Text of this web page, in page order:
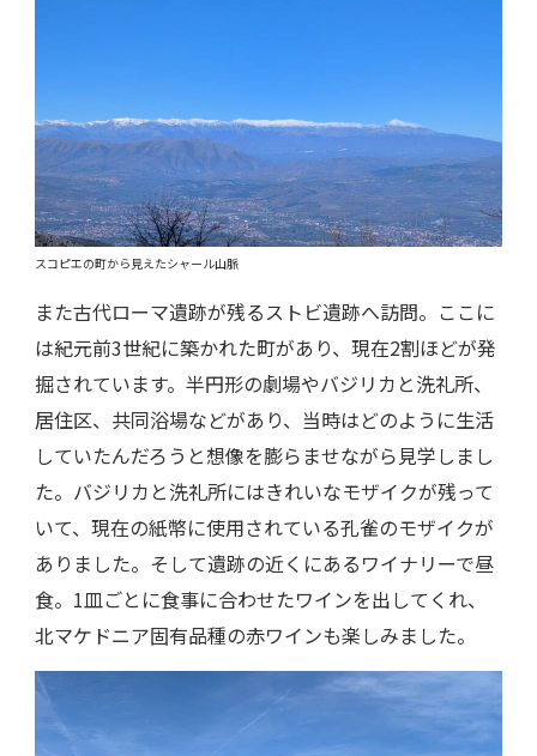
スコピエの町から見えたシャール山脈
また古代ローマ遺跡が残るストビ遺跡へ訪問。ここに
は紀元前3世紀に築かれた町があり、現在2割ほどが発
掘されています。半円形の劇場やバジリカと洗礼所、
居住区、共同浴場などがあり、当時はどのように生活
していたんだろうと想像を膨らませながら見学しまし
た。バジリカと洗礼所にはきれいなモザイクが残って
いて、現在の紙幣に使用されている孔雀のモザイクが
ありました。そして遺跡の近くにあるワイナリーで昼
食。1皿ごとに食事に合わせたワインを出してくれ、
北マケドニア固有品種の赤ワインも楽しみました。